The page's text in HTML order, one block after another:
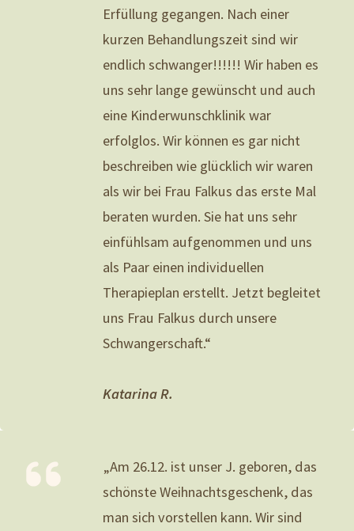
Erfüllung gegangen. Nach einer
kurzen Behandlungszeit sind wir
endlich schwanger!!!!!! Wir haben es
uns sehr lange gewünscht und auch
eine Kinderwunschklinik war
erfolglos. Wir können es gar nicht
beschreiben wie glücklich wir waren
als wir bei Frau Falkus das erste Mal
beraten wurden. Sie hat uns sehr
einfühlsam aufgenommen und uns
als Paar einen individuellen
Therapieplan erstellt. Jetzt begleitet
uns Frau Falkus durch unsere
Schwangerschaft.“
Katarina R.
„Am 26.12. ist unser J. geboren, das
schönste Weihnachtsgeschenk, das
man sich vorstellen kann. Wir sind